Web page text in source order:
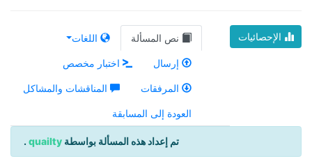
الإحصائيات نص المسألة اللغات
إرسال اختبار مخصص
المرفقات المناقشات والمشاكل
العودة إلى المسابقة
تم إعداد هذه المسألة بواسطةquailty
.